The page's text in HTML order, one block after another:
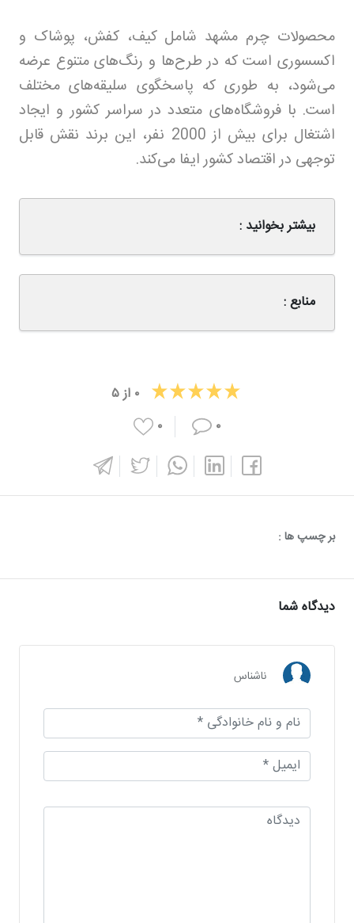
محصولات چرم مشهد شامل کیف، کفش، پوشاک و
اکسسوری است که در طرح‌ها و رنگ‌های متنوع عرضه
می‌شود، به طوری که پاسخگوی سلیقه‌های مختلف
است. با فروشگاه‌های متعدد در سراسر کشور و ایجاد
اشتغال برای بیش از 2000 نفر، این برند نقش قابل
توجهی در اقتصاد کشور ایفا می‌کند.
بیشتر بخوانید :
منابع :
۰ از۵
۰
۰
بر چسپ ها :
دیدگاه شما
ناشناس